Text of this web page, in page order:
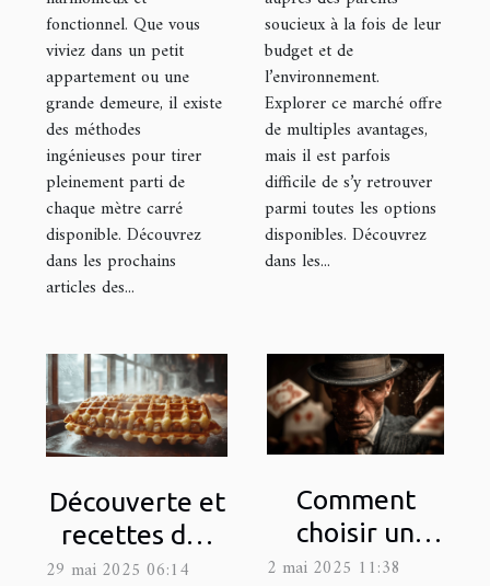
votre maison
fonctionnel. Que vous
viviez dans un petit
appartement ou une
grande demeure, il existe
des méthodes
ingénieuses pour tirer
pleinement parti de
chaque mètre carré
disponible. Découvrez
dans les prochains
articles des...
soucieux à la fois de leur
budget et de
l’environnement.
Explorer ce marché offre
de multiples avantages,
mais il est parfois
difficile de s’y retrouver
parmi toutes les options
disponibles. Découvrez
dans les...
Découverte et
recettes des
gaufres
29 mai 2025 06:14
Comment
choisir un
magicien
2 mai 2025 11:38